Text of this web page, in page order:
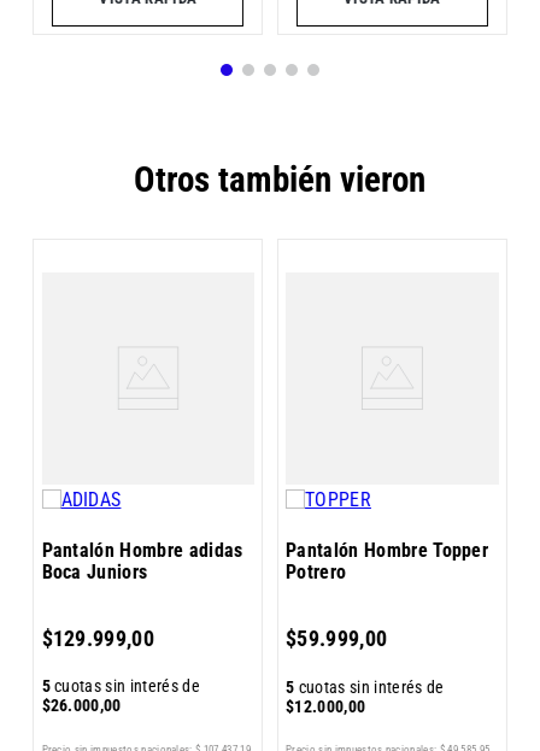
Otros también vieron
Pantalón Hombre adidas
Boca Juniors
$129.999,00
5cuotas sin interés de
$26.000,00
Pantalón Hombre Topper
Potrero
$59.999,00
5 cuotas sin interés de
$12.000,00